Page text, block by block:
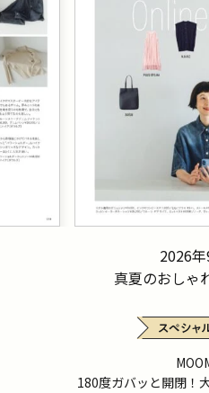
2026
真夏のおしゃ
180度ガバッと開閉！